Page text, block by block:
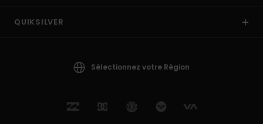
QUIKSILVER
Sélectionnez votre Région